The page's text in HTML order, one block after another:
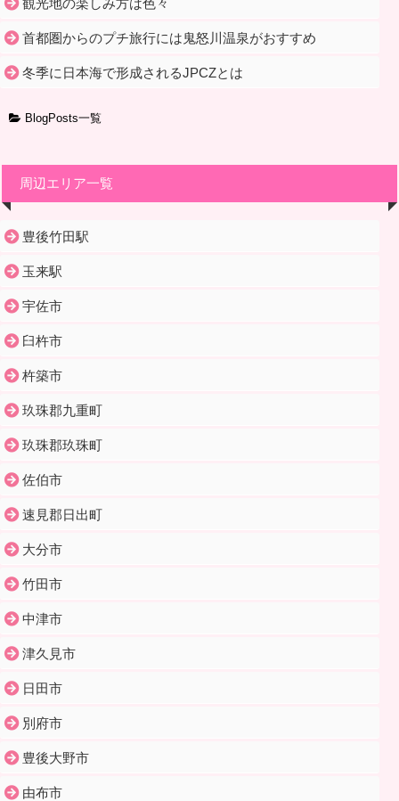
首都圏からのプチ旅行には鬼怒川温泉がおすすめ
冬季に日本海で形成されるJPCZとは
BlogPosts一覧
周辺エリア一覧
豊後竹田駅
玉来駅
宇佐市
臼杵市
杵築市
玖珠郡九重町
玖珠郡玖珠町
佐伯市
速見郡日出町
大分市
竹田市
中津市
津久見市
日田市
別府市
豊後大野市
由布市